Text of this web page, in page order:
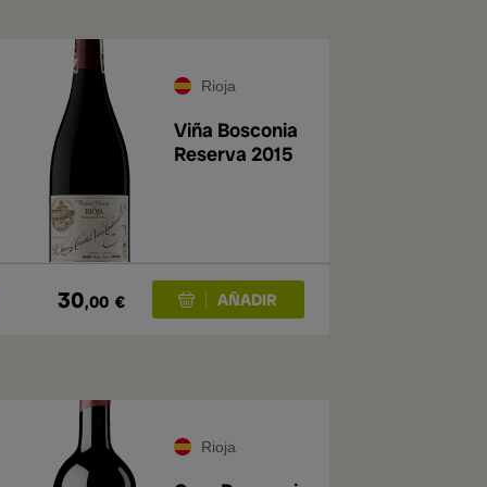
Rioja
Viña Bosconia
Reserva 2015
30,00 €
Rioja